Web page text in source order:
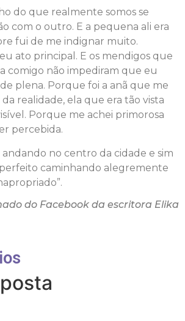
do que realmente somos se
com o outro. E a pequena ali era
fui de me indignar muito.
ato principal. E os mendigos que
comigo não impediram que eu
plena. Porque foi a anã que me
realidade, ela que era tão vista
Porque me achei primorosa
percebida.
andando no centro da cidade e sim
caminhando alegremente
do Facebook da escritora Elika